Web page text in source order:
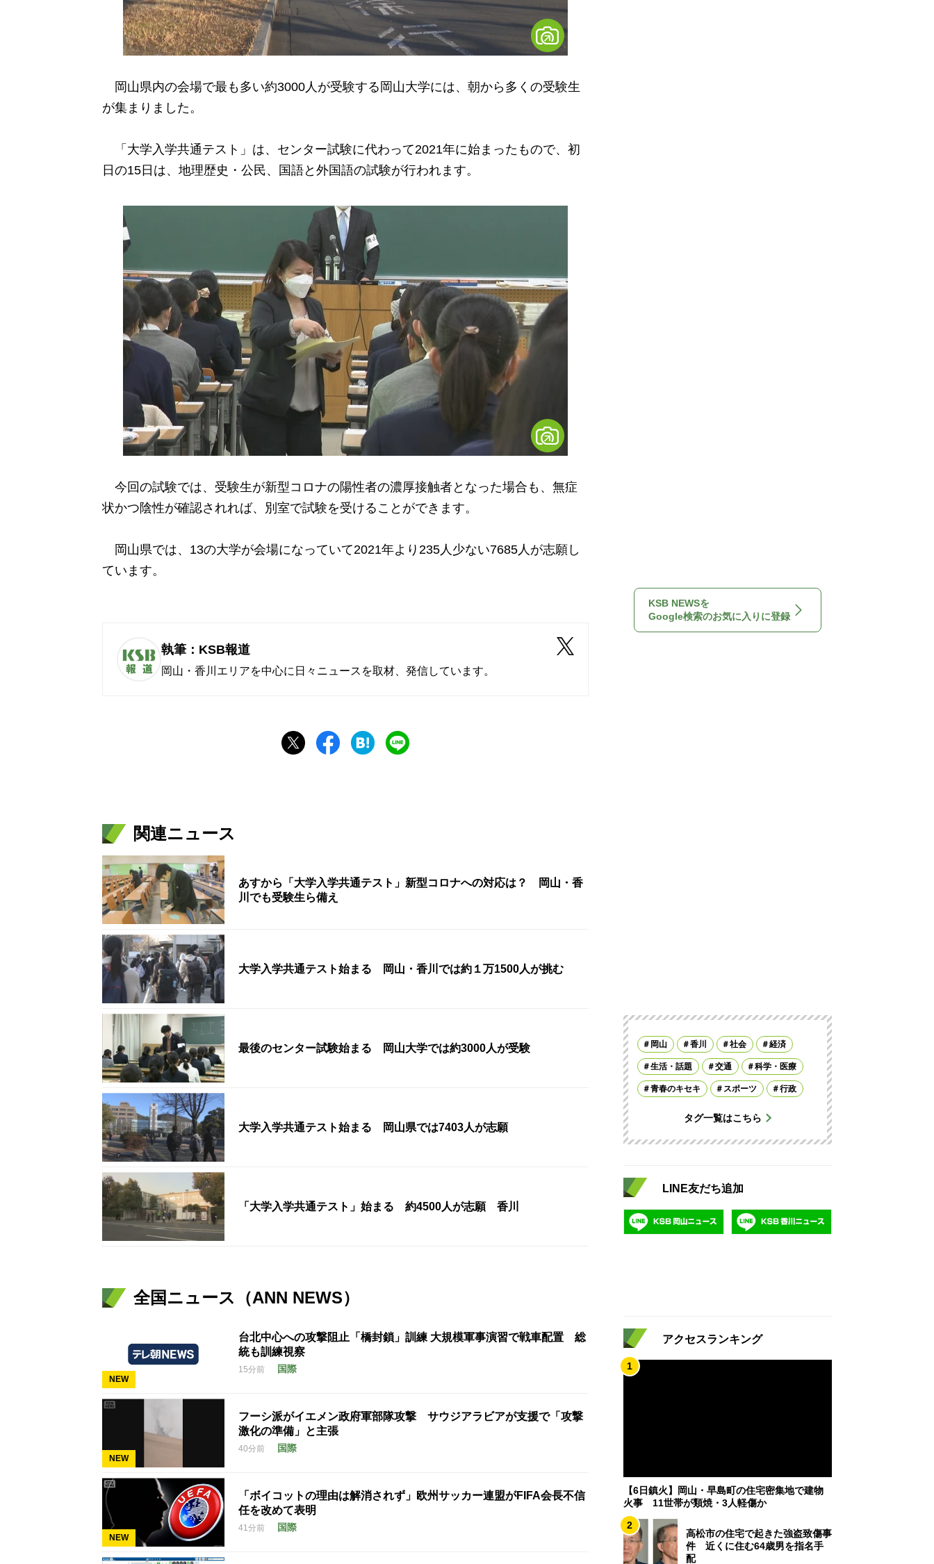
岡山県内の会場で最も多い約3000人が受験する岡山大学には、朝から多くの受験生
が集まりました。
「大学入学共通テスト」は、センター試験に代わって2021年に始まったもので、初
日の15日は、地理歴史・公民、国語と外国語の試験が行われます。
今回の試験では、受験生が新型コロナの陽性者の濃厚接触者となった場合も、無症
状かつ陰性が確認されれば、別室で試験を受けることができます。
岡山県では、13の大学が会場になっていて2021年より235人少ない7685人が志願し
ています。
執筆：KSB報道
岡山・香川エリアを中心に日々ニュースを取材、発信しています。
関連ニュース
あすから「大学入学共通テスト」新型コロナへの対応は？ 岡山・香
川でも受験生ら備え
大学入学共通テスト始まる 岡山・香川では約１万1500人が挑む
最後のセンター試験始まる 岡山大学では約3000人が受験
大学入学共通テスト始まる 岡山県では7403人が志願
「大学入学共通テスト」始まる 約4500人が志願 香川
全国ニュース（ANN NEWS）
NEW
台北中心への攻撃阻止「橋封鎖」訓練 大規模軍事演習で戦車配置 総
統も訓練視察
15分前 国際
NEW
フーシ派がイエメン政府軍部隊攻撃 サウジアラビアが支援で「攻撃
激化の準備」と主張
40分前 国際
NEW
「ボイコットの理由は解消されず」欧州サッカー連盟がFIFA会長不信
任を改めて表明
41分前 国際
KSB NEWSを
Google検索のお気に入りに登録
岡山 香川 社会 経済
生活・話題 交通 科学・医療
青春のキセキ スポーツ 行政
タグ一覧はこちら
LINE友だち追加
アクセスランキング
1
【6日鎮火】岡山・早島町の住宅密集地で建物
火事 11世帯が類焼・3人軽傷か
2
高松市の住宅で起きた強盗致傷事
件 近くに住む64歳男を指名手
配